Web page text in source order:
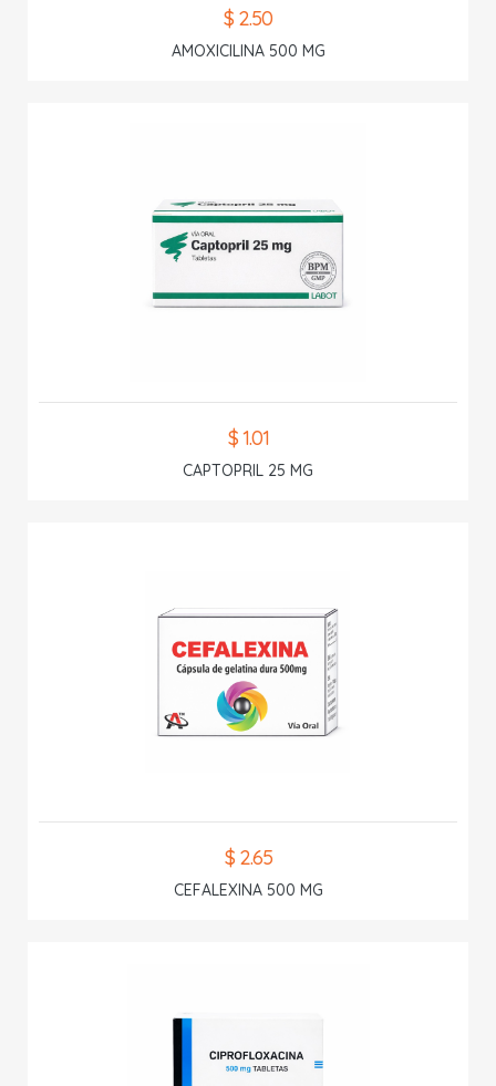
$ 2.50
AMOXICILINA 500 MG
$ 1.01
CAPTOPRIL 25 MG
$ 2.65
CEFALEXINA 500 MG